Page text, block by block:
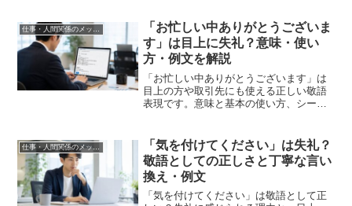
仕事・人間関係のメッセージ
「お忙しい中ありがとうございま
す」は目上に失礼？意味・使い
方・例文を解説
「お忙しい中ありがとうございます」は
目上の方や取引先にも使える正しい敬語
表現です。意味と基本の使い方、シーン
「気を付けてください」は失礼？
敬語としての正しさと丁寧な言い
換え・例文
「気を付けてください」は敬語として正